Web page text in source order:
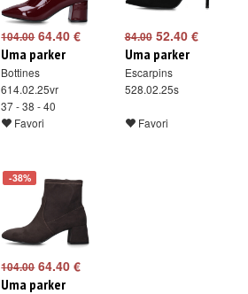
104.0064.40 €
Uma parker
Bottines
614.02.25vr
37 - 38 - 40
Favori
84.0052.40 €
Uma parker
Escarpins
528.02.25s
Favori
-38%
104.0064.40 €
Uma parker